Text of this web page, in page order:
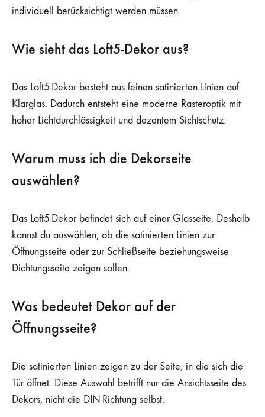
individuell berücksichtigt werden müssen.
Wie sieht das Loft5-Dekor aus?
Das Loft5-Dekor besteht aus feinen satinierten Linien auf
Klarglas. Dadurch entsteht eine moderne Rasteroptik mit
hoher Lichtdurchlässigkeit und dezentem Sichtschutz.
Warum muss ich die Dekorseite
auswählen?
Das Loft5-Dekor befindet sich auf einer Glasseite. Deshalb
kannst du auswählen, ob die satinierten Linien zur
Öffnungsseite oder zur Schließseite beziehungsweise
Dichtungsseite zeigen sollen.
Was bedeutet Dekor auf der
Öffnungsseite?
Die satinierten Linien zeigen zu der Seite, in die sich die
Tür öffnet. Diese Auswahl betrifft nur die Ansichtsseite des
Dekors, nicht die DIN-Richtung selbst.